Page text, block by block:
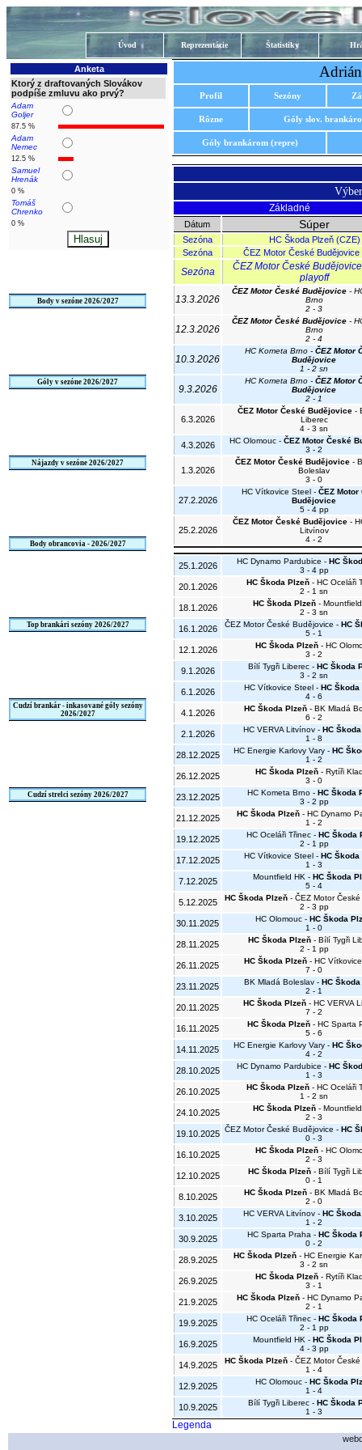
Úvod Reprezentácie Štatistiky
Anketa
Ktorý z draftovaných Slovákov
podpíše zmluvu ako prvý?
Adam
Goljer
87.5 %
Adam
Nemec
12.5 %
Samuel
Hrenák
0 %
Tomáš
Chrenko
0 %
Body v sezóne 2026/2027
Góly v sezóne 2026/2027
Nájazdy v sezóne 2026/2027
Body obrancovia - 2026/2027
Top brankári sezóny 2026/2027
Cudzí brankár - inkasované góly sezóny
2026/2027
Cudzí strelci sezóny 2026/2027
Profil Sezóny
Rôzne Góly slov.
Góly brankárom (repre)
Základné
Dátum Súper
Sezóna
HC Škoda Plzeň (CZE)
Sezóna
ČEZ Motor České Budějovice
Sezóna
ČEZ Motor České
playoff
13.3.2026
ČEZ Motor České Budějovice-
Brno
2 - 3
12.3.2026
ČEZ Motor České Budějovice-
Brno
2 - 4
10.3.2026
HC Kometa Brno - ČEZ Motor
Budějovice
1 - 2 sn
9.3.2026
HC Kometa Brno - ČEZ Motor
Budějovice
2 - 1
6.3.2026
ČEZ Motor České Budějovice-
Liberec
4 - 3 sn
4.3.2026 HC Olomouc - ČEZ Motor České
3 - 2
1.3.2026
ČEZ Motor České Budějovice-
Boleslav
3 - 0
27.2.2026
HC Vítkovice Steel - ČEZ Motor
Budějovice
5 - 4 pp
25.2.2026
ČEZ Motor České Budějovice-
Litvínov
4 - 2
25.1.2026 HC Dynamo Pardubice - HC
3 - 4 pp
20.1.2026 HC Škoda Plzeň - HC Oceláři
2 - 1 sn
18.1.2026 HC Škoda Plzeň-
2 - 3 sn
16.1.2026 ČEZ Motor České Budějovice - HC
5 - 1
12.1.2026 HC Škoda Plzeň - HC
3 - 2
9.1.2026 Bílí Tygři Liberec - HC Škoda
3 - 2 sn
6.1.2026 HC Vítkovice Steel - HC Škoda
4 - 6
4.1.2026 HC Škoda Plzeň- BK Mladá
6 - 2
2.1.2026 HC VERVA Litvínov - HC
1 - 8
28.12.2025 HC Energie Karlovy Vary - HC
1 - 2
26.12.2025 HC Škoda Plzeň- Rytíři
3 - 0
23.12.2025 HC Kometa Brno - HC Škoda
3 - 2 pp
21.12.2025 HC Škoda Plzeň- HC Dynamo
1 - 2
19.12.2025 HC Oceláři Třinec - HC Škoda
2 - 1 pp
17.12.2025 HC Vítkovice Steel - HC Škoda
1 - 3
7.12.2025 Mountfield HK - HC Škoda
5 - 4
5.12.2025 HC Škoda Plzeň- ČEZ Motor České
2 - 3 pp
30.11.2025 HC Olomouc - HC Škoda
1 - 0
28.11.2025 HC Škoda Plzeň - Bílí Tygři
2 - 1 pp
26.11.2025 HC Škoda Plzeň - HC
7 - 0
23.11.2025 BK Mladá Boleslav - HC
2 - 1
20.11.2025 HC Škoda Plzeň- HC VERVA
7 - 2
16.11.2025 HC Škoda Plzeň- HC Sparta
5 - 6
14.11.2025 HC Energie Karlovy Vary - HC
4 - 2
28.10.2025 HC Dynamo Pardubice - HC
1 - 3
26.10.2025 HC Škoda Plzeň - HC Oceláři
1 - 2 sn
24.10.2025 HC Škoda Plzeň-
2 - 3
19.10.2025 ČEZ Motor České Budějovice - HC
0 - 3
16.10.2025 HC Škoda Plzeň - HC
2 - 3
12.10.2025 HC Škoda Plzeň - Bílí Tygři
0 - 1
8.10.2025 HC Škoda Plzeň- BK Mladá
2 - 0
3.10.2025 HC VERVA Litvínov - HC
1 - 2
30.9.2025 HC Sparta Praha - HC Škoda
0 - 2
28.9.2025 HC Škoda Plzeň- HC Energie
3 - 2 sn
26.9.2025 HC Škoda Plzeň- Rytíři
3 - 1
21.9.2025 HC Škoda Plzeň- HC Dynamo
2 - 1
19.9.2025 HC Oceláři Třinec - HC Škoda
2 - 1 pp
16.9.2025 Mountfield HK - HC Škoda
4 - 3 pp
14.9.2025 HC Škoda Plzeň- ČEZ Motor České
1 - 4
12.9.2025 HC Olomouc - HC Škoda
1 - 4
10.9.2025 Bílí Tygři Liberec - HC Škoda
1 - 3
Legenda